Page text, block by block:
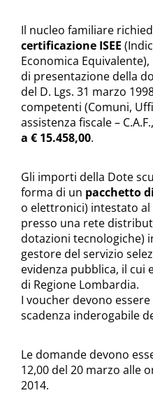
Il nucleo familiare
certificazione ISEE
Economica
di presentazione della
del D. Lgs. 31 marzo
competenti (Comuni,
assistenza fiscale –
a € 15.458,00.
Gli importi della Dote
forma di un pacchetto
o elettronici) intestato
presso una rete
dotazioni tecnologiche)
gestore del servizio
evidenza pubblica, il cui
di Regione Lombardia.
I voucher devono
scadenza inderogabile
Le domande devono
12,00 del 20 marzo alle
2014.